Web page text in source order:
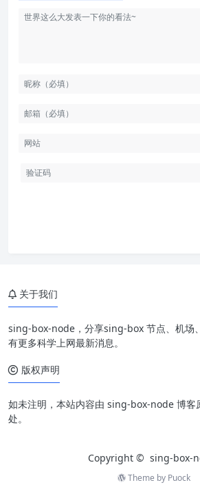
关于我们
sing-box-node，分享sing-box 节点、机场
有更多科学上网最新消息。
版权声明
如未注明，本站内容由 sing-box-node 博客
处。
Copyright © sing-box-
Theme by Puock